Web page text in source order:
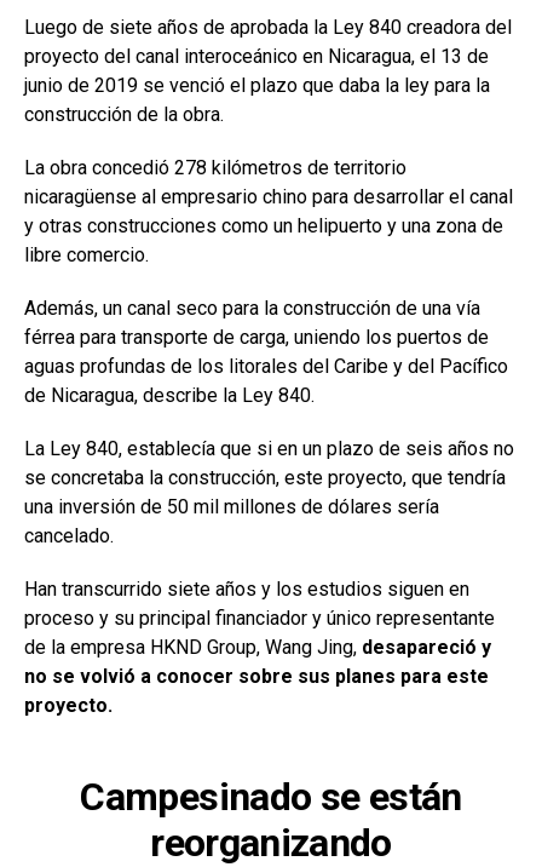
Luego de siete años de aprobada la Ley 840 creadora del
proyecto del canal interoceánico en Nicaragua, el 13 de
junio de 2019 se venció el plazo que daba la ley para la
construcción de la obra.
La obra concedió 278 kilómetros de territorio
nicaragüense al empresario chino para desarrollar el canal
y otras construcciones como un helipuerto y una zona de
libre comercio.
Además, un canal seco para la construcción de una vía
férrea para transporte de carga, uniendo los puertos de
aguas profundas de los litorales del Caribe y del Pacífico
de Nicaragua, describe la Ley 840.
La Ley 840, establecía que si en un plazo de seis años no
se concretaba la construcción, este proyecto, que tendría
una inversión de 50 mil millones de dólares sería
cancelado.
Han transcurrido siete años y los estudios siguen en
proceso y su principal financiador y único representante
de la empresa HKND Group, Wang Jing, desapareció y
no se volvió a conocer sobre sus planes para este
proyecto.
Campesinado se están
reorganizando